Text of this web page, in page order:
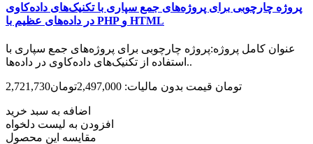
پروژه چارچوبی برای پروژه‌های جمع سپاری با تکنیک‌های داده‌کاوی
در داده‌های عظیم با PHP و HTML
عنوان کامل پروژه:پروژه چارچوبی برای پروژه‌های جمع سپاری با
استفاده از تکنیک‌های داده‌کاوی در داده‌ها..
2,721,730تومان قیمت بدون مالیات: 2,497,000تومان
اضافه به سبد خرید
افزودن به لیست دلخواه
مقایسه این محصول